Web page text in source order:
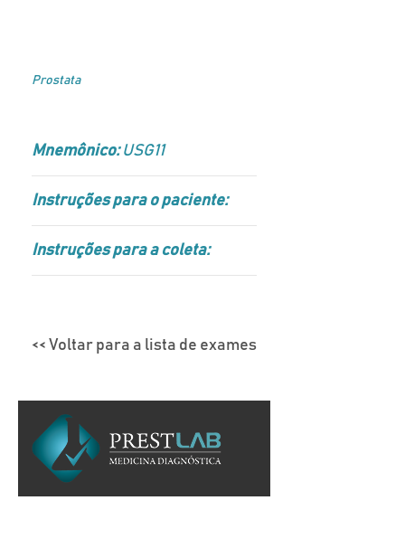
Prostata
Mnemônico:USG11
Instruções para o paciente:
Instruções para a coleta:
<< Voltar para a lista de exames